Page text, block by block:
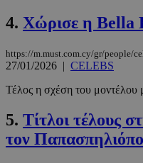
4. Χώρισε η Bella
https://m.must.com.cy/gr/people/
27/01/2026 | CELEBS
Τέλος η σχέση του μοντέλου
5. Τίτλοι τέλους
τον